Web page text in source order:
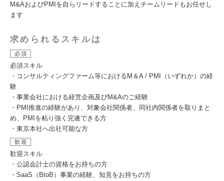
M&AおよびPMIを自らリードすることに加えチームリードもお任せし
ます
求められるスキルは
必須
必須スキル
・コンサルティングファーム等におけるM＆A / PMI（いずれか）の経
験
・事業会社における経営企画及びM&Aのご経験
・PMI推進の経験があり、対象会社関係者、同社内関係者を取りまと
め、PMIを粘り強く完遂できる方
・東京本社へ出社可能な方
歓迎
歓迎スキル
・公認会計士の資格をお持ちの方
・SaaS（BtoB）事業の経験、知見をお持ちの方